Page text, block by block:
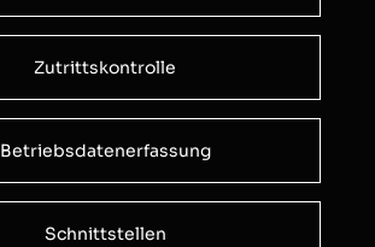
Zutrittskontrolle
Betriebsdatenerfassung
Schnittstellen